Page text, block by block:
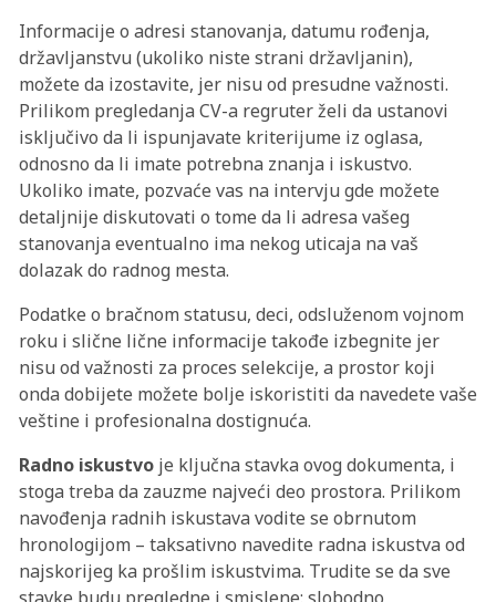
Informacije o adresi stanovanja, datumu rođenja,
državljanstvu (ukoliko niste strani državljanin),
možete da izostavite, jer nisu od presudne važnosti.
Prilikom pregledanja CV-a regruter želi da ustanovi
isključivo da li ispunjavate kriterijume iz oglasa,
odnosno da li imate potrebna znanja i iskustvo.
Ukoliko imate, pozvaće vas na intervju gde možete
detaljnije diskutovati o tome da li adresa vašeg
stanovanja eventualno ima nekog uticaja na vaš
dolazak do radnog mesta.
Podatke o bračnom statusu, deci, odsluženom vojnom
roku i slične lične informacije takođe izbegnite jer
nisu od važnosti za proces selekcije, a prostor koji
onda dobijete možete bolje iskoristiti da navedete vaše
veštine i profesionalna dostignuća.
Radno iskustvo je ključna stavka ovog dokumenta, i
stoga treba da zauzme najveći deo prostora. Prilikom
navođenja radnih iskustava vodite se obrnutom
hronologijom – taksativno navedite radna iskustva od
najskorijeg ka prošlim iskustvima. Trudite se da sve